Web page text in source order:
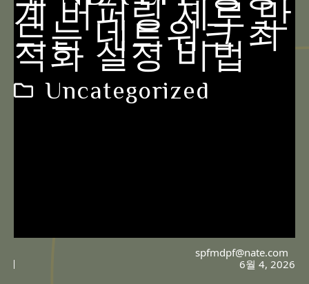
계 버퍼링 제로 만
드는 네트워크 최
적화 설정 비법
Uncategorized
spfmdpf@nate.com
6월 4, 2026